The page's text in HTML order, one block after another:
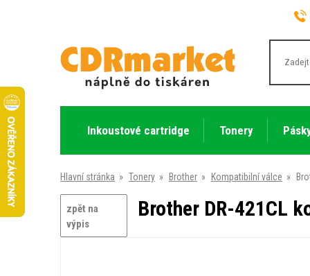
Inkoustové cartridge Tonery
Hlavní stránka » Tonery » Brother » Kompatibilní válce »
zpět na
výpis
Brother DR-421CL